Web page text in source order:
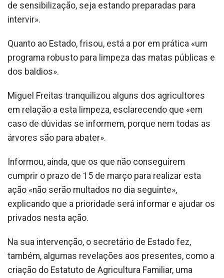
de sensibilização, seja estando preparadas para
intervir».
Quanto ao Estado, frisou, está a por em prática «um
programa robusto para limpeza das matas públicas e
dos baldios».
Miguel Freitas tranquilizou alguns dos agricultores
em relação a esta limpeza, esclarecendo que «em
caso de dúvidas se informem, porque nem todas as
árvores são para abater».
Informou, ainda, que os que não conseguirem
cumprir o prazo de 15 de março para realizar esta
ação «não serão multados no dia seguinte»,
explicando que a prioridade será informar e ajudar os
privados nesta ação.
Na sua intervenção, o secretário de Estado fez,
também, algumas revelações aos presentes, como a
criação do Estatuto de Agricultura Familiar, uma